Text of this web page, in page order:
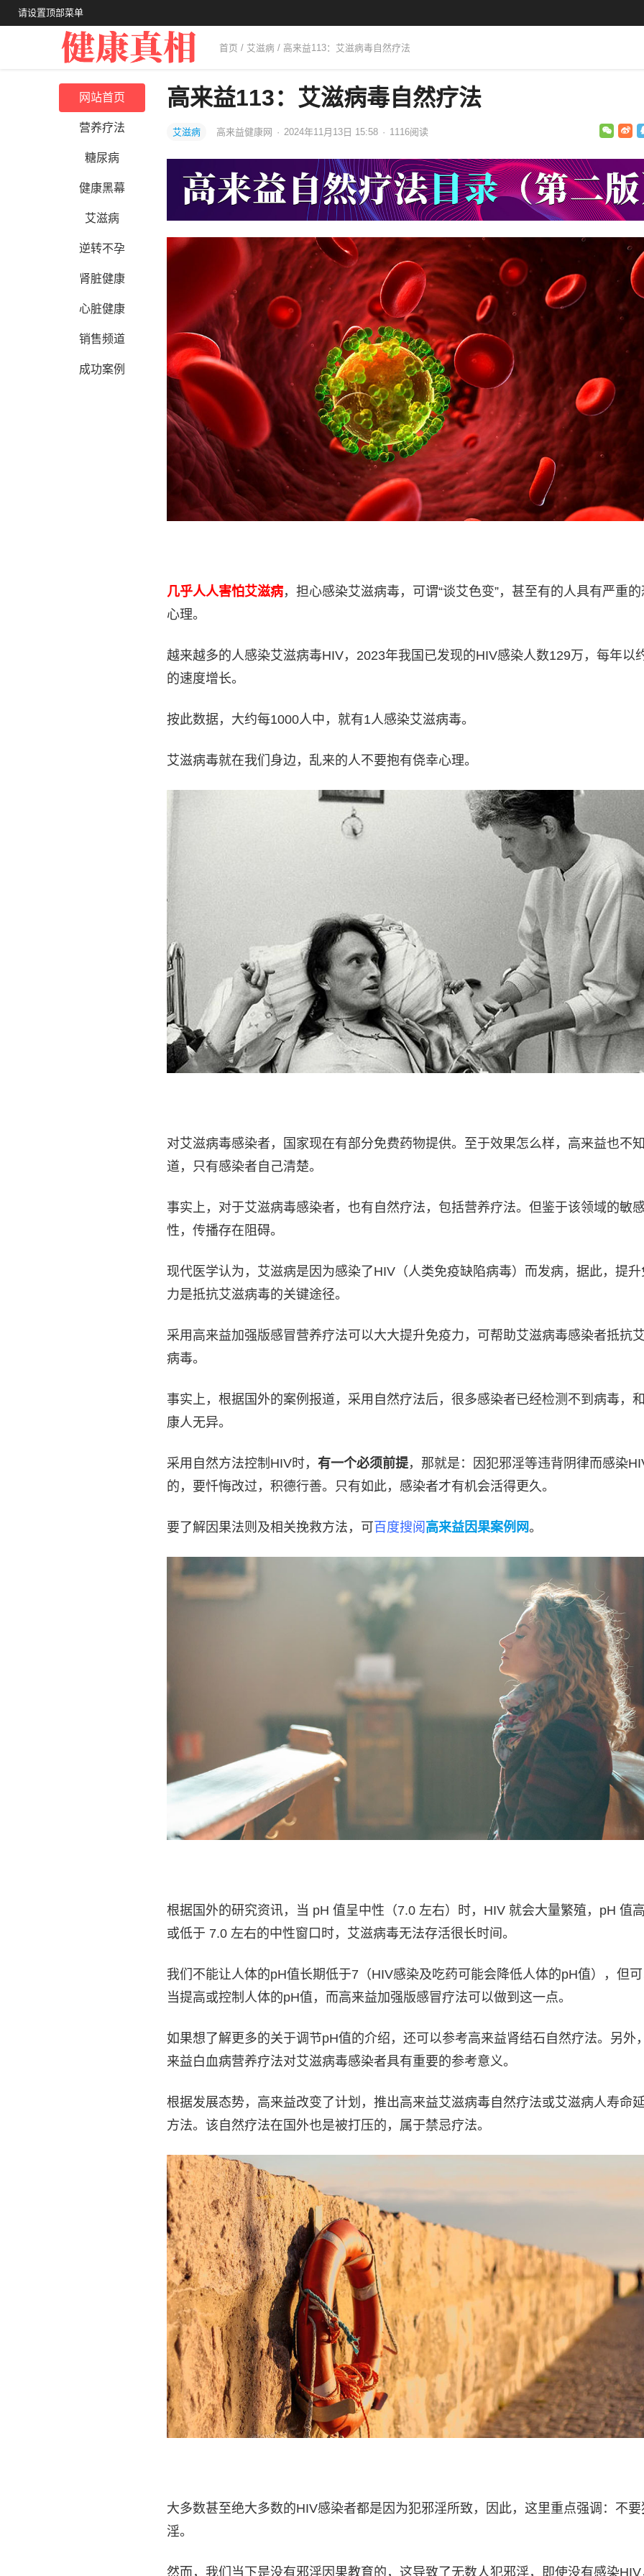
请设置顶部菜单
首页 / 艾滋病 / 高来益113：艾滋病毒自然疗法
网站首页
营养疗法
糖尿病
健康黑幕
艾滋病
逆转不孕
肾脏健康
心脏健康
销售频道
成功案例
高来益113：艾滋病毒自然疗法
艾滋病 高来益健康网 · 2024年11月13日 15:58 · 1116阅读
几乎人人害怕艾滋病，担心感染艾滋病毒，可谓“谈艾色变”，甚至有的人具有严重
心理。
越来越多的人感染艾滋病毒HIV，2023年我国已发现的HIV感染人数129万，每年以
的速度增长。
按此数据，大约每1000人中，就有1人感染艾滋病毒。
艾滋病毒就在我们身边，乱来的人不要抱有侥幸心理。
对艾滋病毒感染者，国家现在有部分免费药物提供。至于效果怎么样，高来益也不
道，只有感染者自己清楚。
事实上，对于艾滋病毒感染者，也有自然疗法，包括营养疗法。但鉴于该领域的敏
性，传播存在阻碍。
现代医学认为，艾滋病是因为感染了HIV（人类免疫缺陷病毒）而发病，据此，提升
力是抵抗艾滋病毒的关键途径。
采用高来益加强版感冒营养疗法可以大大提升免疫力，可帮助艾滋病毒感染者抵抗
病毒。
事实上，根据国外的案例报道，采用自然疗法后，很多感染者已经检测不到病毒，
康人无异。
采用自然方法控制HIV时， 有一个必须前提，那就是：因犯邪淫等违背阴律而感染
的，要忏悔改过，积德行善。只有如此，感染者才有机会活得更久。
要了解因果法则及相关挽救方法，可百度搜阅 高来益因果案例网。
根据国外的研究资讯，当 pH 值呈中性（7.0 左右）时，HIV 就会大量繁殖，pH 值
或低于 7.0 左右的中性窗口时，艾滋病毒无法存活很长时间。
我们不能让人体的pH值长期低于7（HIV感染及吃药可能会降低人体的pH值），但
当提高或控制人体的pH值，而高来益加强版感冒疗法可以做到这一点。
如果想了解更多的关于调节pH值的介绍，还可以参考高来益肾结石自然疗法。另外
来益白血病营养疗法对艾滋病毒感染者具有重要的参考意义。
根据发展态势，高来益改变了计划，推出高来益艾滋病毒自然疗法或艾滋病人寿命
方法。该自然疗法在国外也是被打压的，属于禁忌疗法。
大多数甚至绝大多数的HIV感染者都是因为犯邪淫所致，因此，这里重点强调：不要
淫。
然而，我们当下是没有邪淫因果教育的，这导致了无数人犯邪淫，即使没有感染HIV